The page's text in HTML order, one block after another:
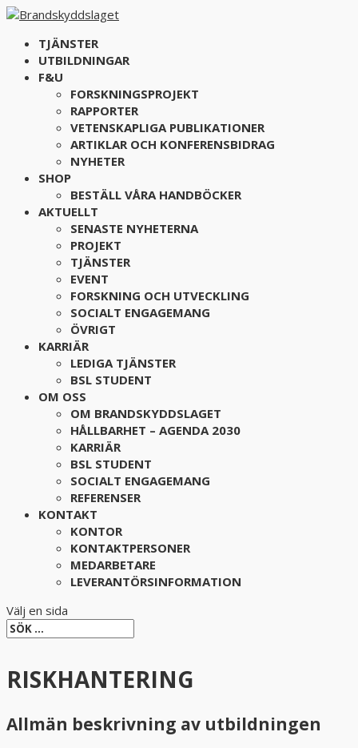
TJÄNSTER
UTBILDNINGAR
F&U
FORSKNINGSPROJEKT
RAPPORTER
VETENSKAPLIGA PUBLIKATIONER
ARTIKLAR OCH KONFERENSBIDRAG
NYHETER
SHOP
BESTÄLL VÅRA HANDBÖCKER
AKTUELLT
SENASTE NYHETERNA
PROJEKT
TJÄNSTER
EVENT
FORSKNING OCH UTVECKLING
SOCIALT ENGAGEMANG
ÖVRIGT
KARRIÄR
LEDIGA TJÄNSTER
BSL STUDENT
OM OSS
OM BRANDSKYDDSLAGET
HÅLLBARHET – AGENDA 2030
KARRIÄR
BSL STUDENT
SOCIALT ENGAGEMANG
REFERENSER
KONTAKT
KONTOR
KONTAKTPERSONER
MEDARBETARE
LEVERANTÖRSINFORMATION
Välj en sida
RISKHANTERING
Allmän beskrivning av utbildningen